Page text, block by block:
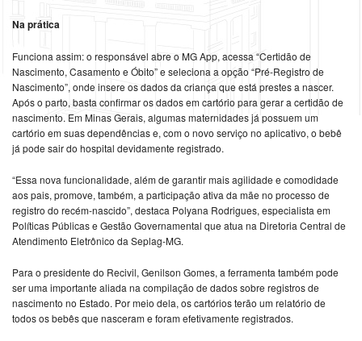
Na prática
Funciona assim: o responsável abre o MG App, acessa “Certidão de
Nascimento, Casamento e Óbito” e seleciona a opção “Pré-Registro de
Nascimento”, onde insere os dados da criança que está prestes a nascer.
Após o parto, basta confirmar os dados em cartório para gerar a certidão de
nascimento. Em Minas Gerais, algumas maternidades já possuem um
cartório em suas dependências e, com o novo serviço no aplicativo, o bebê
já pode sair do hospital devidamente registrado.
“Essa nova funcionalidade, além de garantir mais agilidade e comodidade
aos pais, promove, também, a participação ativa da mãe no processo de
registro do recém-nascido”, destaca Polyana Rodrigues, especialista em
Políticas Públicas e Gestão Governamental que atua na Diretoria Central de
Atendimento Eletrônico da Seplag-MG.
Para o presidente do Recivil, Genilson Gomes, a ferramenta também pode
ser uma importante aliada na compilação de dados sobre registros de
nascimento no Estado. Por meio dela, os cartórios terão um relatório de
todos os bebês que nasceram e foram efetivamente registrados.